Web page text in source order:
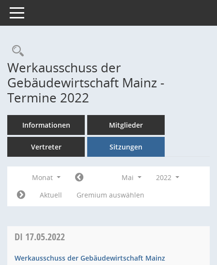
Toggle navigation
Rechercheauswahl
Werkausschuss der
Gebäudewirtschaft Mainz -
Termine 2022
Informationen Mitglieder
Vertreter Sitzungen
Monat Mai
2022
Aktuell
Gremium auswählen
DI 17.05.2022
Werkausschuss der Gebäudewirtschaft Mainz